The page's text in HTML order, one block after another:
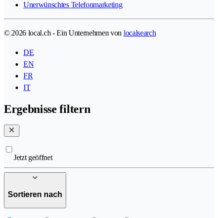
Unerwünschtes Telefonmarketing
© 2026 local.ch - Ein Unternehmen von localsearch
DE
EN
FR
IT
Ergebnisse filtern
Jetzt geöffnet
Sortieren nach